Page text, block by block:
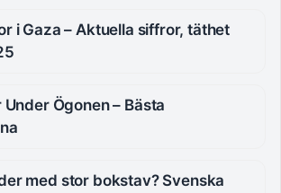
i Gaza – Aktuella siffror, täthet
Ögonen – Bästa
med stor bokstav? Svenska